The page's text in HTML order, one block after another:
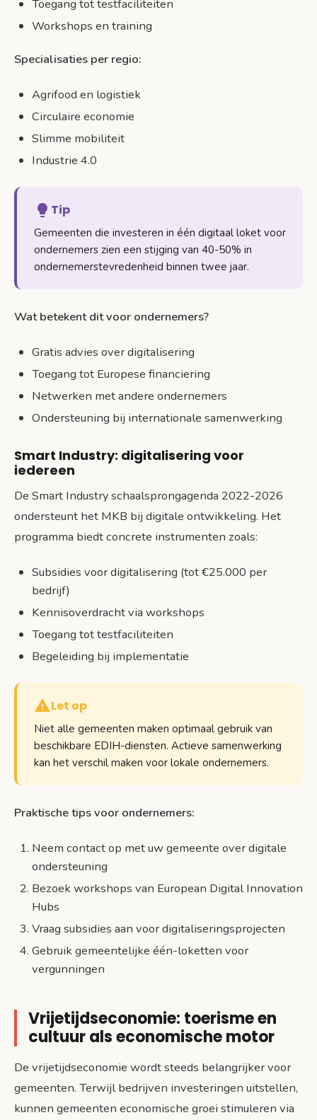
Toegang tot testfaciliteiten
Workshops en training
Specialisaties per regio:
Agrifood en logistiek
Circulaire economie
Slimme mobiliteit
Industrie 4.0
Tip
Gemeenten die investeren in één digitaal loket voor
ondernemers zien een stijging van 40-50% in
ondernemerstevredenheid binnen twee jaar.
Wat betekent dit voor ondernemers?
Gratis advies over digitalisering
Toegang tot Europese financiering
Netwerken met andere ondernemers
Ondersteuning bij internationale samenwerking
Smart Industry: digitalisering voor
iedereen
De Smart Industry schaalsprongagenda 2022-2026
ondersteunt het MKB bij digitale ontwikkeling. Het
programma biedt concrete instrumenten zoals:
Subsidies voor digitalisering (tot €25.000 per
bedrijf)
Kennisoverdracht via workshops
Toegang tot testfaciliteiten
Begeleiding bij implementatie
Let op
Niet alle gemeenten maken optimaal gebruik van
beschikbare EDIH-diensten. Actieve samenwerking
kan het verschil maken voor lokale ondernemers.
Praktische tips voor ondernemers:
Neem contact op met uw gemeente over digitale
ondersteuning
Bezoek workshops van European Digital Innovation
Hubs
Vraag subsidies aan voor digitaliseringsprojecten
Gebruik gemeentelijke één-loketten voor
vergunningen
Vrijetijdseconomie: toerisme en
cultuur als economische motor
De vrijetijdseconomie wordt steeds belangrijker voor
gemeenten. Terwijl bedrijven investeringen uitstellen,
kunnen gemeenten economische groei stimuleren via